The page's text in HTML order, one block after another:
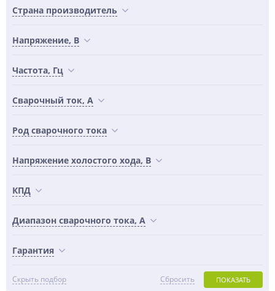
Страна производитель
Напряжение, В
Частота, Гц
Сварочный ток, А
Род сварочного тока
Напряжение холостого хода, В
КПД
Диапазон сварочного тока, А
Гарантия
Скрыть подбор ПОКАЗАТЬ
Сбросить